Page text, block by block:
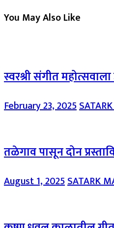
You May Also Like
स्वरश्री संगीत
February 23, 2025
तळेगाव पासून दोन
August 1, 2025SATARK